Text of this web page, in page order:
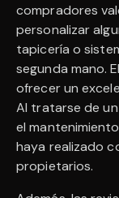
compradores
personalizar
tapicería o
segunda mano.
ofrecer un
Al tratarse de
el
haya realizado
propietarios.